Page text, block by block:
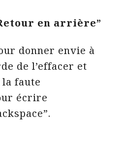
en arrière”
donner envie à
de l’effacer et
faute
écrire